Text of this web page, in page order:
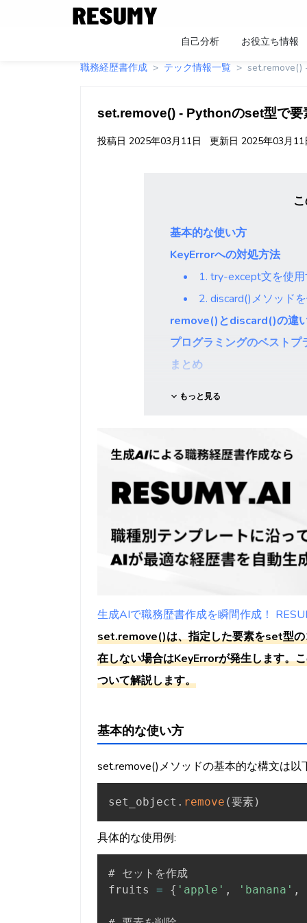
自己分析
お役立ち情報
職務経歴書作成
テック情報一覧 set.remove()
set.remove() - Pythonのset型で要
投稿日 2025年03月11日 更新日 2025年03月11
基本的な使い方
KeyErrorへの対処方法
1. try-except文を使
2. discard()メソッド
remove()とdiscard()の違
プログラミングのベストプ
まとめ
もっと見る
生成AIで職務歴書作成を瞬間作成！
set.remove()は、指定した要素をset型の
在しない場合はKeyErrorが発生します。
ついて解説します。
基本的な使い方
set.remove()メソッドの基本的な構文は以
set_object . remove (要素)
具体的な使用例:
# セットを作成
fruits = { 'apple' , 'banana' ,